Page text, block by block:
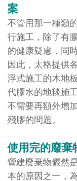
案
不管用那一種類
行施工，除了有
的健康疑慮，同
因此，太格提供
浮式施工的木地
代膠水的地毯施
不需要再額外增
殘膠的問題。
使用完的廢棄
營建廢棄物儼然
本的原因之一，